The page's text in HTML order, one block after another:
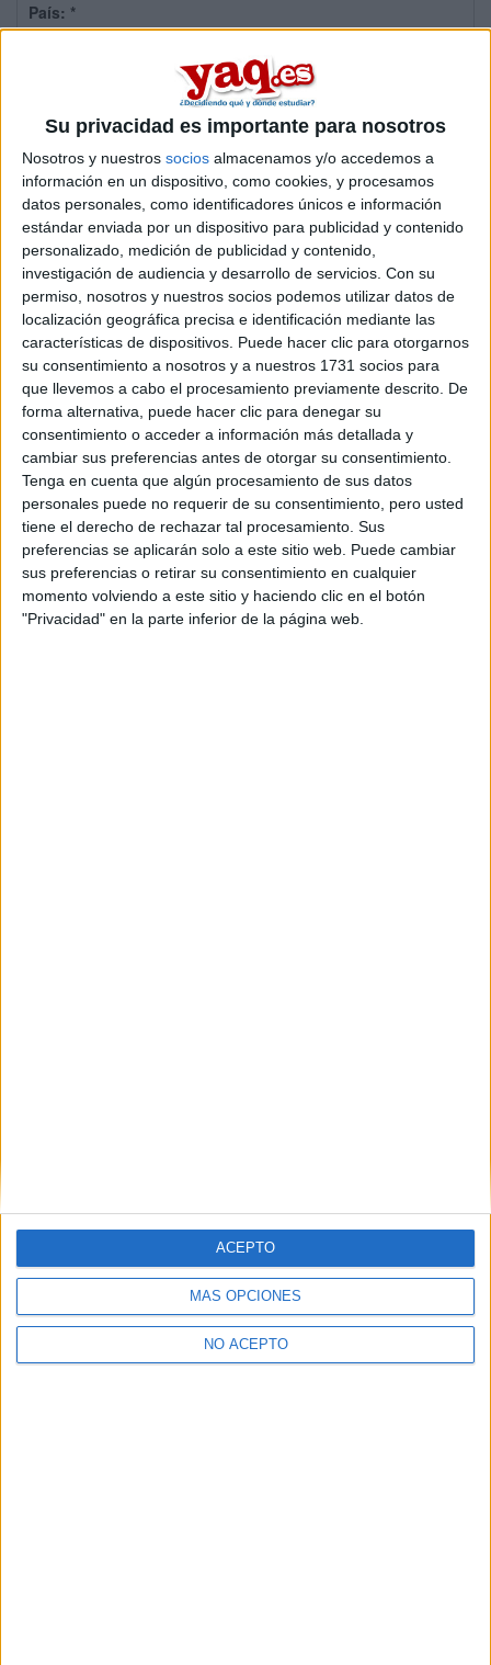
Su privacidad es importante para nosotros
Nosotros y nuestros socios almacenamos y/o accedemos a
información en un dispositivo, como cookies, y procesamos
datos personales, como identificadores únicos e información
estándar enviada por un dispositivo para publicidad y contenido
personalizado, medición de publicidad y contenido,
investigación de audiencia y desarrollo de servicios. Con su
permiso, nosotros y nuestros socios podemos utilizar datos de
localización geográfica precisa e identificación mediante las
características de dispositivos. Puede hacer clic para otorgarnos
su consentimiento a nosotros y a nuestros 1731 socios para
que llevemos a cabo el procesamiento previamente descrito. De
forma alternativa, puede hacer clic para denegar su
consentimiento o acceder a información más detallada y
cambiar sus preferencias antes de otorgar su consentimiento.
Tenga en cuenta que algún procesamiento de sus datos
personales puede no requerir de su consentimiento, pero usted
tiene el derecho de rechazar tal procesamiento. Sus
preferencias se aplicarán solo a este sitio web. Puede cambiar
sus preferencias o retirar su consentimiento en cualquier
momento volviendo a este sitio y haciendo clic en el botón
"Privacidad" en la parte inferior de la página web.
MÁS OPCIONES
NO ACEPTO
ACEPTO
País: *
Sobre ti
Soy:*
Chico
Chica
¿En qué año terminas (o terminaste) bachillerato o FP?
Soy estudiante de:*
Términos y Condiciones de Uso
Aceptolos Términos y Condicionesde uso*
Y como regalo de agradecimiento, por registrarte te daremos
gratis una copia de nuestro ebook con 100 consejos para tu
primer año de universidad